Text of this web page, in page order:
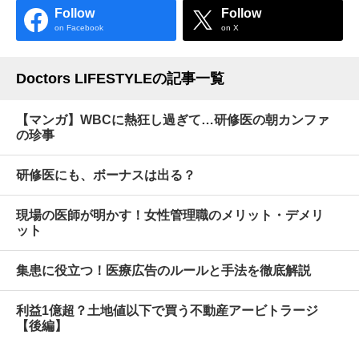
Follow
on Facebook
Follow
on X
Doctors LIFESTYLEの記事一覧
【マンガ】WBCに熱狂し過ぎて…研修医の朝カンファ
の珍事
研修医にも、ボーナスは出る？
現場の医師が明かす！女性管理職のメリット・デメリ
ット
集患に役立つ！医療広告のルールと手法を徹底解説
利益1億超？土地値以下で買う不動産アービトラージ
【後編】